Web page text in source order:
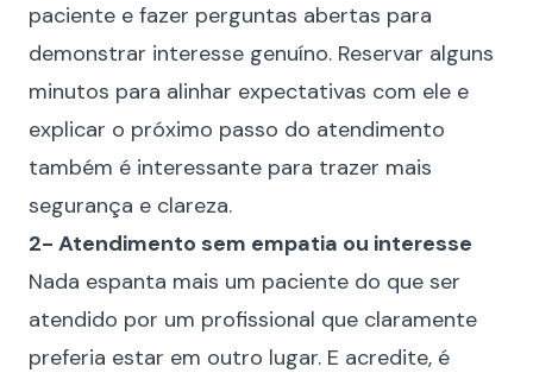
paciente e fazer perguntas abertas para
demonstrar interesse genuíno. Reservar alguns
minutos para alinhar expectativas com ele e
explicar o próximo passo do atendimento
também é interessante para trazer mais
segurança e clareza.
2- Atendimento sem empatia ou interesse
Nada espanta mais um paciente do que ser
atendido por um profissional que claramente
preferia estar em outro lugar. E acredite, é